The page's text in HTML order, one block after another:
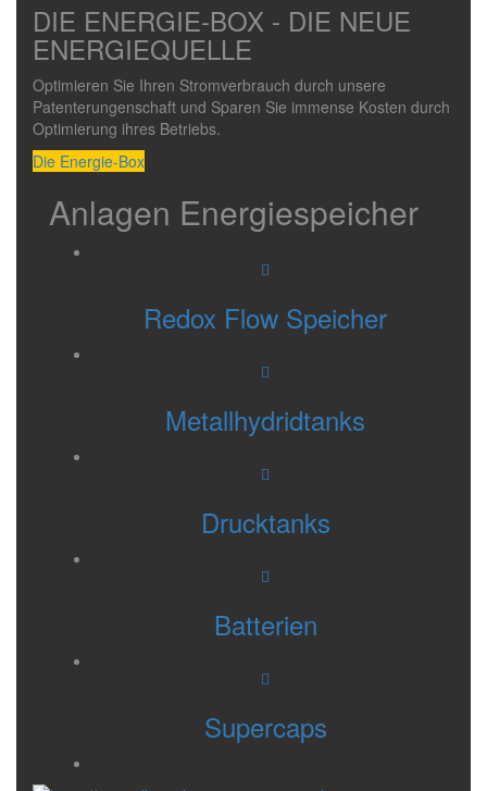
DIE ENERGIE-BOX - DIE NEUE
ENERGIEQUELLE
Optimieren Sie Ihren Stromverbrauch durch unsere
Patenterungenschaft und Sparen Sie immense Kosten durch
Optimierung ihres Betriebs.
Die Energie-Box
Anlagen Energiespeicher
Redox Flow Speicher
Metallhydridtanks
Drucktanks
Batterien
Supercaps